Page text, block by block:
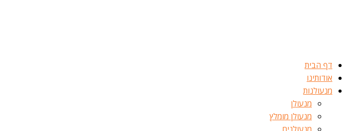
דף הבית
אודותינו
מנעולנות
מנעולן
מנעולן מומלץ